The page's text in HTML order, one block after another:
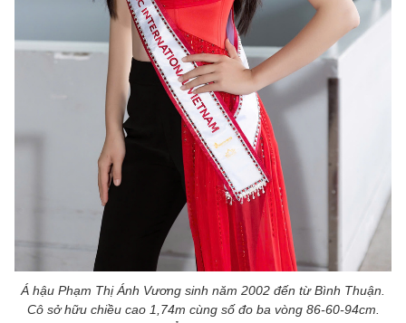
Á hậu Phạm Thị Ánh Vương sinh năm 2002 đến từ Bình Thuận.
Cô sở hữu chiều cao 1,74m cùng số đo ba vòng 86-60-94cm.